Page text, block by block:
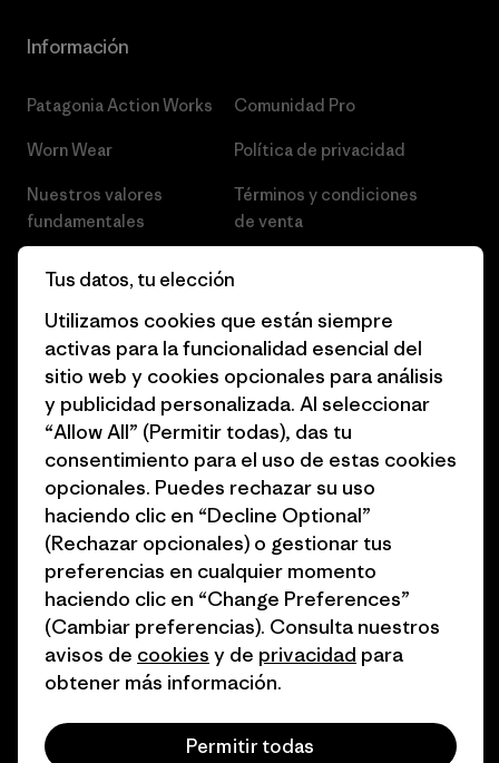
Información
Patagonia Action Works
Worn Wear
Nuestros valores
fundamentales
Business Unusual
Objetivos climáticos
1% for the Planet
Cómo financiamos
Tarjetas regalo
Encuentra una tienda
Comunidad Pro
Política de privacidad
Términos y condiciones
de venta
Empleo
Prensa
Programa para profesionales
del sector
Programa de afiliados
Mapa del sitio Patagonia
España
© 2026 Patagonia, Inc. Todos los derechos reservados.
Tus datos, tu elección
Utilizamos cookies que están siempre
activas para la funcionalidad esencial del
sitio web y cookies opcionales para análisis
y publicidad personalizada. Al seleccionar
“Allow All” (Permitir todas), das tu
consentimiento para el uso de estas cookies
opcionales. Puedes rechazar su uso
haciendo clic en “Decline Optional”
(Rechazar opcionales) o gestionar tus
preferencias en cualquier momento
haciendo clic en “Change Preferences”
(Cambiar preferencias). Consulta nuestros
avisos de cookies y de privacidad para
obtener más información.
Permitir todas